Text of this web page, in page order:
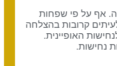
על פי שפחות
קרובות בהצלחה
האופיינית.
נחישות.